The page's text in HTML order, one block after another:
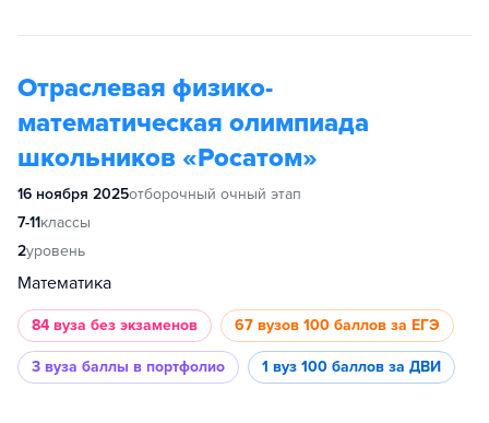
Отраслевая физико-
математическая олимпиада
школьников «Росатом»
16 ноября 2025отборочный очный этап
7-11классы
2уровень
Математика
84 вуза без экзаменов 67 вузов 100 баллов за ЕГЭ
3 вуза баллы в портфолио 1 вуз 100 баллов за ДВИ